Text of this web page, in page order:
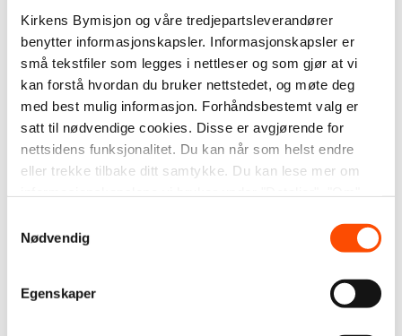
Kirkens Bymisjon og våre tredjepartsleverandører
benytter informasjonskapsler. Informasjonskapsler er
små tekstfiler som legges i nettleser og som gjør at vi
kan forstå hvordan du bruker nettstedet, og møte deg
med best mulig informasjon. Forhåndsbestemt valg er
satt til nødvendige cookies. Disse er avgjørende for
nettsidens funksjonalitet. Du kan når som helst endre
eller trekke tilbake ditt samtykke. Du kan lese mer om
Nødvendig
Egenskaper
behov som var synlig i bybildet. Kirkens Bymisjon
startet derfor husbåtene ved Akerselva som
akuttovernattingstilbud, hvor datidens bostedsløse
både fikk mat, en seng og sove i og av og til
kulturelle arrangementer. Hotell Gjennomtrekk var
en annet botilbud, som etter hvert ga tilbud om
korttids rusbehandling.
sosialmedisinsk og psykiatrisk kompetanse. I 1958
ungdomspsykiatri, behandling for alkohol- og